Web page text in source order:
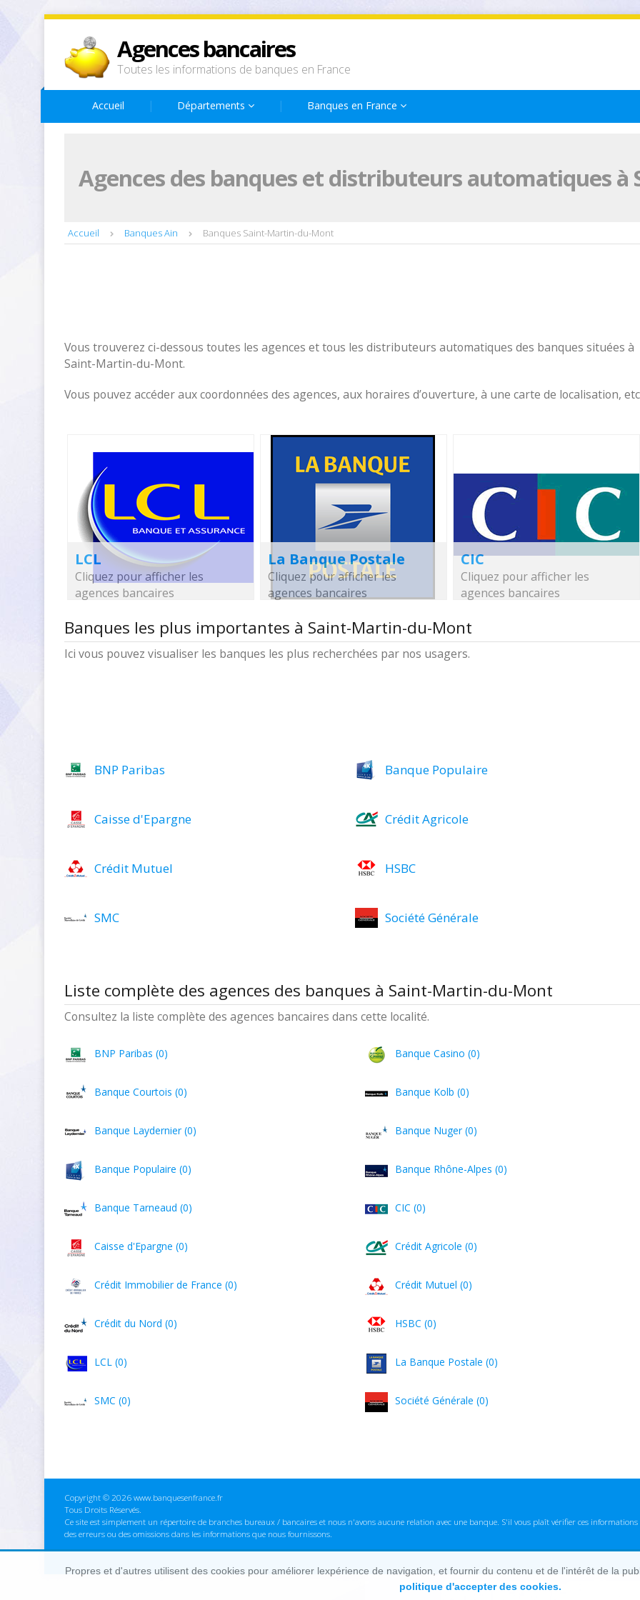
Agences bancaires
Toutes les informations de banques en France
Accueil Départements Banques en France
Agences des banques et distributeurs automatiques
Accueil Banques Ain Banques Saint-Martin-du-Mont
Vous trouverez ci-dessous toutes les agences et tous les distributeurs automatiques des banques situées à
Saint-Martin-du-Mont.
Vous pouvez accéder aux coordonnées des agences, aux horaires d’ouverture, à une carte de localisation,
LCL
Cliquez pour afficher les
agences bancaires
La Banque Postale
Cliquez pour afficher les
agences bancaires
CIC
Cliquez pour afficher les
agences bancaires
Banques les plus importantes à Saint-Martin-du-Mont
Ici vous pouvez visualiser les banques les plus recherchées par nos usagers.
BNP Paribas Banque Populaire
Caisse d'Epargne Crédit Agricole
Crédit Mutuel HSBC
SMC Société Générale
Liste complète des agences des banques à Saint-Martin-du-Mont
Consultez la liste complète des agences bancaires dans cette localité.
BNP Paribas (0) Banque Casino (0)
Banque Courtois (0) Banque Kolb (0)
Banque Laydernier (0) Banque Nuger (0)
Banque Populaire (0) Banque Rhône-Alpes (0)
Banque Tarneaud (0) CIC (0)
Caisse d'Epargne (0) Crédit Agricole (0)
Crédit Immobilier de France (0) Crédit Mutuel (0)
Crédit du Nord (0) HSBC (0)
LCL (0) La Banque Postale (0)
SMC (0) Société Générale (0)
Copyright © 2026 www.banquesenfrance.fr
Tous Droits Réservés.
Ce site est simplement un répertoire de branches bureaux / bancaires et nous n'avons aucune relation avec une banque. S'il vous plaît vérifier ces
des erreurs ou des omissions dans les informations que nous fournissons.
Propres et d'autres utilisent des cookies pour améliorer lexpérience de navigation, et fournir du contenu et de l'intérêt de la
politique d'accepter des cookies.